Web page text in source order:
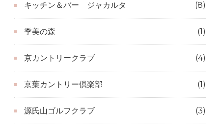
キッチン＆バー ジャカルタ (8)
季美の森 (1)
京カントリークラブ (4)
京葉カントリー倶楽部 (1)
源氏山ゴルフクラブ (3)